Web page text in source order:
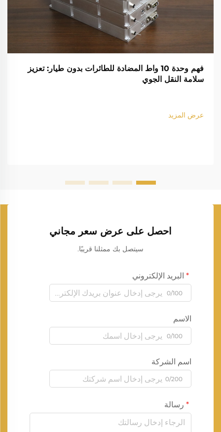
فهم وحدة 10 واط المضادة للطائرات بدون طيار: تعزيز
سلامة النقل الجوي
عرض المزيد
احصل على عرض سعر مجاني
سيتصل بك ممثلنا قريبًا.
البريد الإلكتروني
0/100
الاسم
0/100
اسم الشركة
0/200
رسالة